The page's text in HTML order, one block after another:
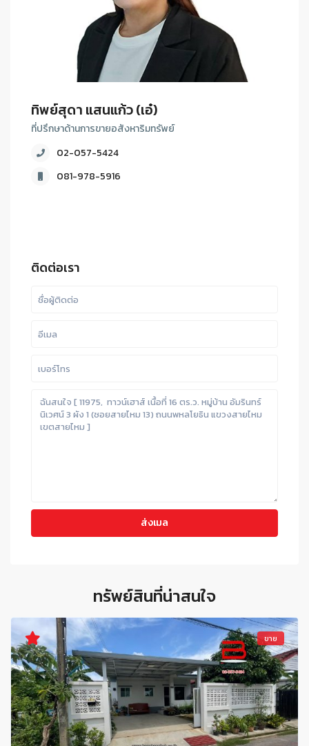
ทิพย์สุดา แสนแก้ว (เอ๋)
ที่ปรึกษาด้านการขายอสังหาริมทรัพย์
02-057-5424
081-978-5916
ติดต่อเรา
ทรัพย์สินที่น่าสนใจ
ขาย